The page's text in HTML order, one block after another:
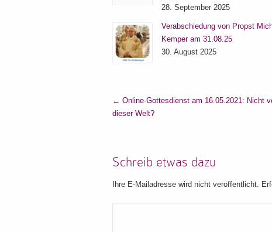
28. September 2025
Verabschiedung von Propst
Kemper am 31.08.25
30. August 2025
← Online-Gottesdienst am 16.05.2021: Nicht
dieser Welt?
Schreib etwas dazu
Ihre E-Mailadresse wird nicht veröffentlicht.